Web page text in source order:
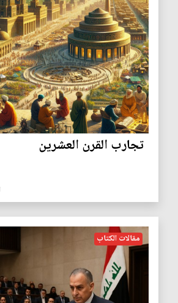
تجارب القرن العشرين
مقالات الكتاب